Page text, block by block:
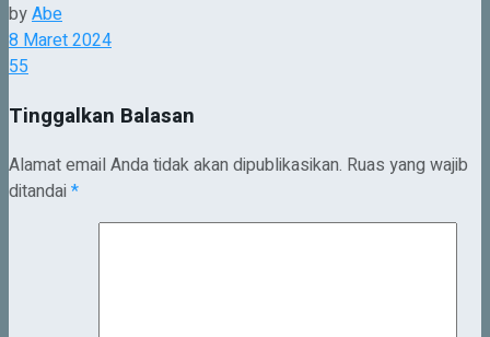
byAbe
8 Maret 2024
55
Tinggalkan Balasan
Alamat email Anda tidak akan dipublikasikan. Ruas yang wajib
ditandai *